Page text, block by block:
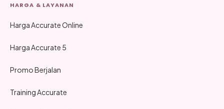
HARGA & LAYANAN
Harga Accurate Online
Harga Accurate 5
Promo Berjalan
Training Accurate